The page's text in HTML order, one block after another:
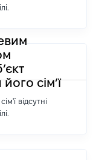
сім’ї
відсутні